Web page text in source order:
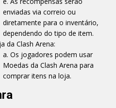
enviadas via correio ou
diretamente para o inventário,
dependendo do tipo de item.
da Clash Arena:
Os jogadores podem usar
Moedas da Clash Arena para
comprar itens na loja.